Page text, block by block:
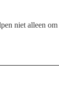
niet alleen om